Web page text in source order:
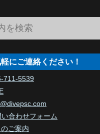
にご連絡ください！
711-5539
い合わせフォーム
ご案内